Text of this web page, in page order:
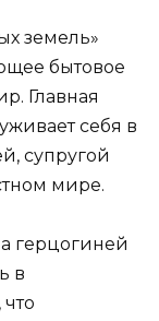
земель»
бытовое
Главная
себя в
супругой
мире.
герцогиней
в